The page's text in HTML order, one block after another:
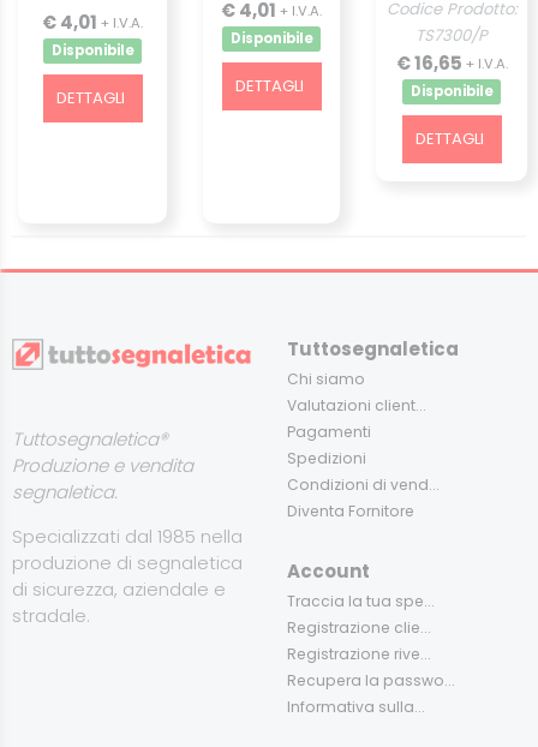
€ 4,01 + I.V.A.
Disponibile
DETTAGLI
€ 4,01 + I.V.A.
Disponibile
DETTAGLI
Codice Prodotto:
TS7300/P
€ 16,65 + I.V.A.
Disponibile
DETTAGLI
Tuttosegnaletica®
Produzione e vendita
segnaletica.
Specializzati dal 1985 nella
produzione di segnaletica
di sicurezza, aziendale e
stradale.
Tuttosegnaletica
Chi siamo
Valutazioni client...
Pagamenti
Spedizioni
Condizioni di vend...
Diventa Fornitore
Account
Traccia la tua spe...
Registrazione clie...
Registrazione rive...
Recupera la passwo...
Informativa sulla...